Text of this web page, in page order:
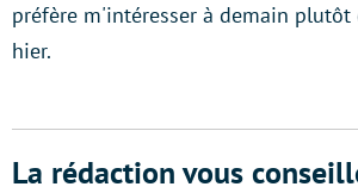
préfère m'intéresser à demain plutôt
hier.
La rédaction vous